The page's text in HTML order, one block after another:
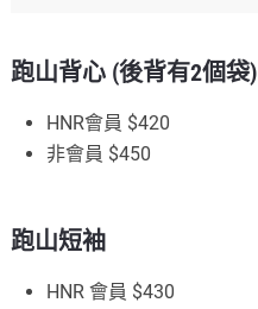
跑山背心 (後背有2個袋)
HNR會員 $420
非會員 $450
跑山短袖
HNR 會員 $430